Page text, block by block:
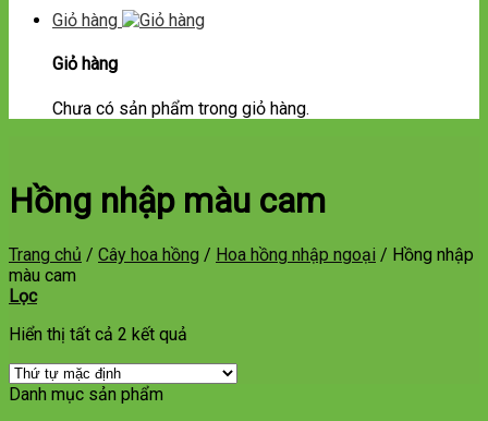
Giỏ hàng
Giỏ hàng
Chưa có sản phẩm trong giỏ hàng.
Hồng nhập màu cam
Trang chủ / Cây hoa hồng / Hoa hồng nhập ngoại / Hồng nhập
màu cam
Lọc
Hiển thị tất cả 2 kết quả
Danh mục sản phẩm